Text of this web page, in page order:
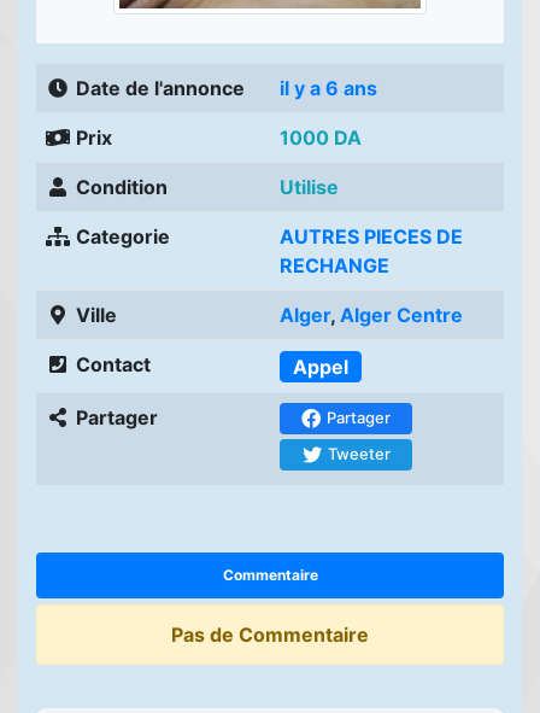
Date de l'annonce il y a 6 ans
Prix 1000 DA
Condition Utilise
Categorie
AUTRES PIECES DE
RECHANGE
Ville Alger, Alger Centre
Contact Appel
Partager
Partager
Tweeter
Commentaire
Pas de Commentaire